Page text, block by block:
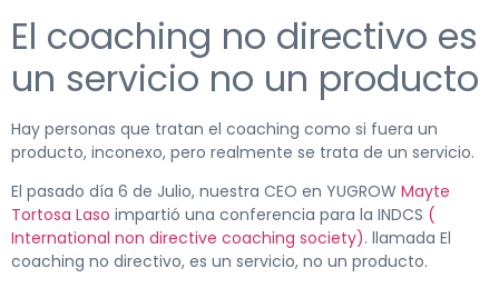
El coaching no directivo es
un servicio no un producto
Hay personas que tratan el coaching como si fuera un
producto, inconexo, pero realmente se trata de un servicio.
El pasado día 6 de Julio, nuestra CEO en YUGROW Mayte
Tortosa Laso impartió una conferencia para la INDCS (
International non directive coaching society). llamada El
coaching no directivo, es un servicio, no un producto.